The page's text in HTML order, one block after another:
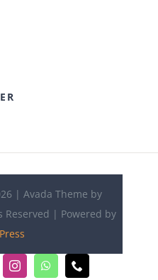
| Avada Theme by
Reserved | Powered by